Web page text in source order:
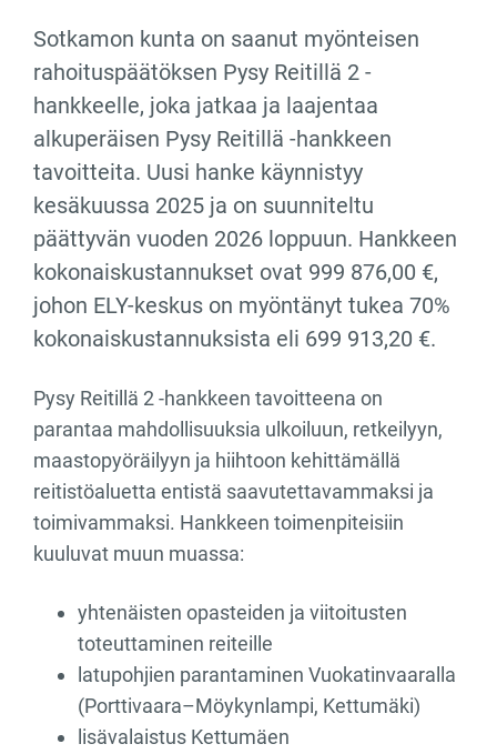
Sotkamon kunta on saanut myönteisen
rahoituspäätöksen Pysy Reitillä 2 -
hankkeelle, joka jatkaa ja laajentaa
alkuperäisen Pysy Reitillä -hankkeen
tavoitteita. Uusi hanke käynnistyy
kesäkuussa 2025 ja on suunniteltu
päättyvän vuoden 2026 loppuun. Hankkeen
kokonaiskustannukset ovat 999 876,00 €,
johon ELY-keskus on myöntänyt tukea 70%
kokonaiskustannuksista eli 699 913,20 €.
Pysy Reitillä 2 -hankkeen tavoitteena on
parantaa mahdollisuuksia ulkoiluun, retkeilyyn,
maastopyöräilyyn ja hiihtoon kehittämällä
reitistöaluetta entistä saavutettavammaksi ja
toimivammaksi. Hankkeen toimenpiteisiin
kuuluvat muun muassa:
yhtenäisten opasteiden ja viitoitusten
toteuttaminen reiteille
latupohjien parantaminen Vuokatinvaaralla
(Porttivaara–Möykynlampi, Kettumäki)
lisävalaistus Kettumäen